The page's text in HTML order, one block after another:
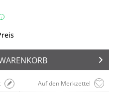
i
Auf den Merkzettel